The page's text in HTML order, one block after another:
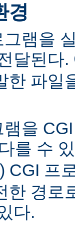
경
램을
달된다
한 파일
을
를 수
CGI 프
한 경로
다.